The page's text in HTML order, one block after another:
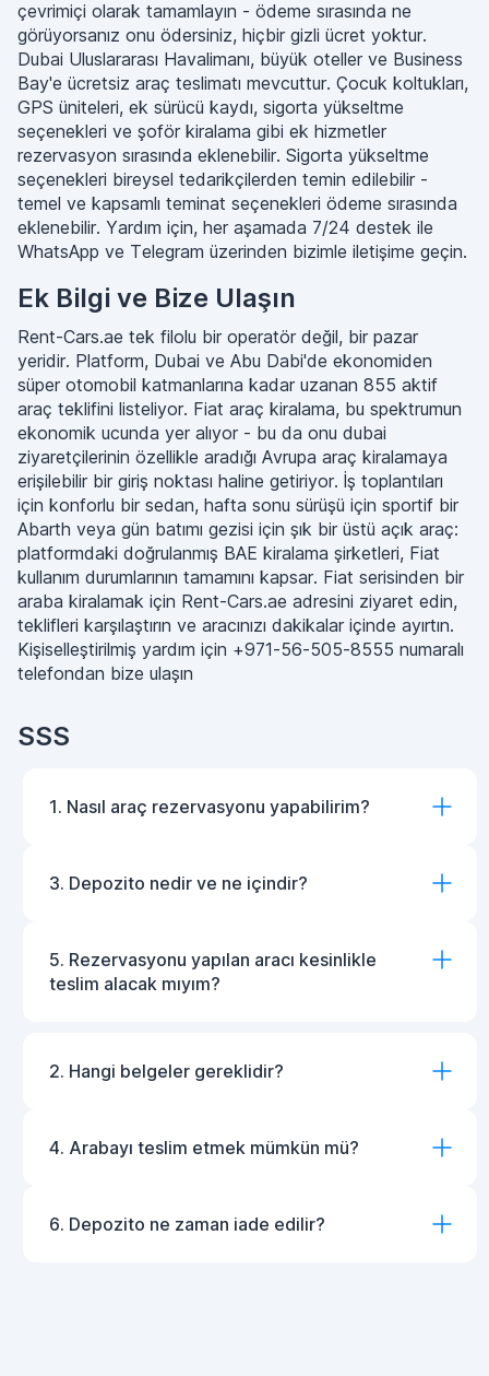
çevrimiçi olarak tamamlayın - ödeme sırasında ne
görüyorsanız onu ödersiniz, hiçbir gizli ücret yoktur.
Dubai Uluslararası Havalimanı, büyük oteller ve Business
Bay'e ücretsiz araç teslimatı mevcuttur. Çocuk koltukları,
GPS üniteleri, ek sürücü kaydı, sigorta yükseltme
seçenekleri ve şoför kiralama gibi ek hizmetler
rezervasyon sırasında eklenebilir. Sigorta yükseltme
seçenekleri bireysel tedarikçilerden temin edilebilir -
temel ve kapsamlı teminat seçenekleri ödeme sırasında
eklenebilir. Yardım için, her aşamada 7/24 destek ile
WhatsApp ve Telegram üzerinden bizimle iletişime geçin.
Ek Bilgi ve Bize Ulaşın
Rent-Cars.ae tek filolu bir operatör değil, bir pazar
yeridir. Platform, Dubai ve Abu Dabi'de ekonomiden
süper otomobil katmanlarına kadar uzanan 855 aktif
araç teklifini listeliyor. Fiat araç kiralama, bu spektrumun
ekonomik ucunda yer alıyor - bu da onu dubai
ziyaretçilerinin özellikle aradığı Avrupa araç kiralamaya
erişilebilir bir giriş noktası haline getiriyor. İş toplantıları
için konforlu bir sedan, hafta sonu sürüşü için sportif bir
Abarth veya gün batımı gezisi için şık bir üstü açık araç:
platformdaki doğrulanmış BAE kiralama şirketleri, Fiat
kullanım durumlarının tamamını kapsar. Fiat serisinden bir
araba kiralamak için Rent-Cars.ae adresini ziyaret edin,
teklifleri karşılaştırın ve aracınızı dakikalar içinde ayırtın.
Kişiselleştirilmiş yardım için +971-56-505-8555 numaralı
telefondan bize ulaşın
SSS
1. Nasıl araç rezervasyonu yapabilirim?
3. Depozito nedir ve ne içindir?
5. Rezervasyonu yapılan aracı kesinlikle
teslim alacak mıyım?
2. Hangi belgeler gereklidir?
4. Arabayı teslim etmek mümkün mü?
6. Depozito ne zaman iade edilir?